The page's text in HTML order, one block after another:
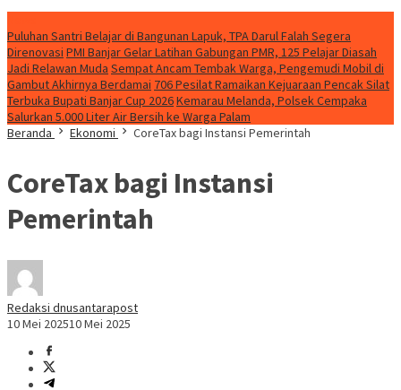
Puluhan Santri Belajar di Bangunan Lapuk, TPA Darul Falah Segera
Direnovasi PMI Banjar Gelar Latihan Gabungan PMR, 125 Pelajar Diasah
Jadi Relawan Muda Sempat Ancam Tembak Warga, Pengemudi Mobil di
Gambut Akhirnya Berdamai 706 Pesilat Ramaikan Kejuaraan Pencak Silat
Terbuka Bupati Banjar Cup 2026Kemarau Melanda, Polsek Cempaka
Salurkan 5.000 Liter Air Bersih ke Warga Palam
Beranda
Ekonomi CoreTax bagi Instansi Pemerintah
CoreTax bagi Instansi
Pemerintah
Redaksi dnusantarapost
10 Mei 202510 Mei 2025